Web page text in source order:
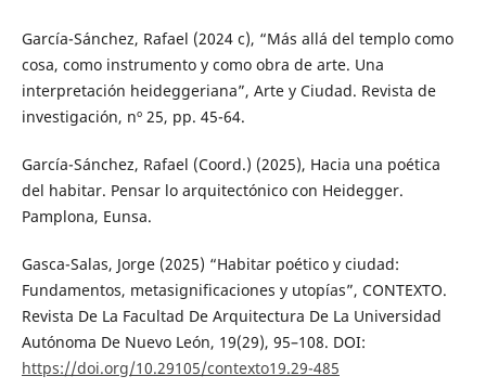
García-Sánchez, Rafael (2024 c), “Más allá del templo como
cosa, como instrumento y como obra de arte. Una
interpretación heideggeriana”, Arte y Ciudad. Revista de
investigación, nº 25, pp. 45-64.
García-Sánchez, Rafael (Coord.) (2025), Hacia una poética
del habitar. Pensar lo arquitectónico con Heidegger.
Pamplona, Eunsa.
Gasca-Salas, Jorge (2025) “Habitar poético y ciudad:
Fundamentos, metasignificaciones y utopías”, CONTEXTO.
Revista De La Facultad De Arquitectura De La Universidad
Autónoma De Nuevo León, 19(29), 95–108. DOI:
https://doi.org/10.29105/contexto19.29-485